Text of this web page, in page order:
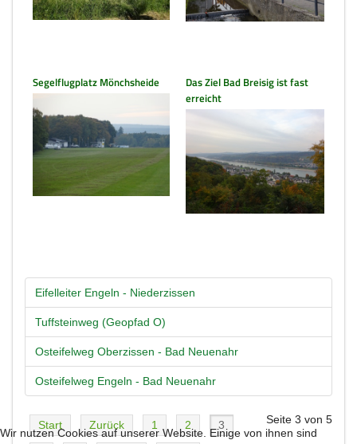
Segelflugplatz Mönchsheide
Das Ziel Bad Breisig ist fast
erreicht
Eifelleiter Engeln - Niederzissen
Tuffsteinweg (Geopfad O)
Osteifelweg Oberzissen - Bad Neuenahr
Osteifelweg Engeln - Bad Neuenahr
Seite 3 von 5
Start Zurück 1 2 3
Wir nutzen Cookies auf unserer Website. Einige von ihnen sind